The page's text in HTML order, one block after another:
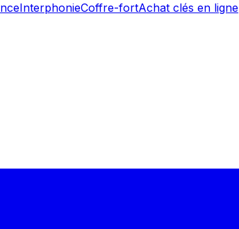
InterphonieCoffre-fortAchat clés en ligne